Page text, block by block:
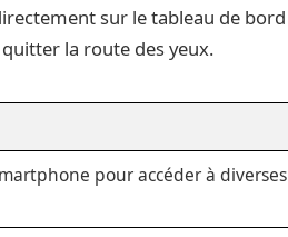
sur le tableau de bord
la route des yeux.
pour accéder à diverses